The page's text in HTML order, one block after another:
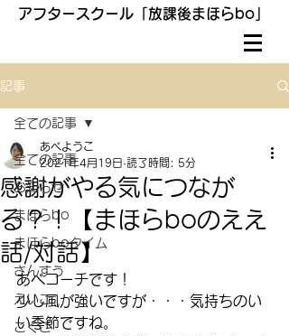
アフタースクール「放課後まほらbo」
記事
全ての記事
お知らせ
まほらbo
まほらboタイム
さんすう
えいご
こくご
全ての記事
感謝がやる気につなが
る？！【まほらboのええ
話/対話】
あべようこ
2021年4月19日 読了時間: 5分
あべコーチです！
少し風が強いですが・・・気持ちのい
い季節ですね。